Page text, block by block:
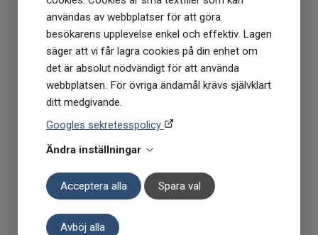
användas av webbplatser för att göra
besökarens upplevelse enkel och effektiv. Lagen
säger att vi får lagra cookies på din enhet om
det är absolut nödvändigt för att använda
webbplatsen. För övriga ändamål krävs självklart
ditt medgivande.
Googles sekretesspolicy
Ändra inställningar
Acceptera alla Spara val
Avböj alla
Bodybutters, oljor och eteriska oljor
Deodoranter
Hårvård
Intim
Kroppsvård
Tvålar
Kristaller
Hängsmycke